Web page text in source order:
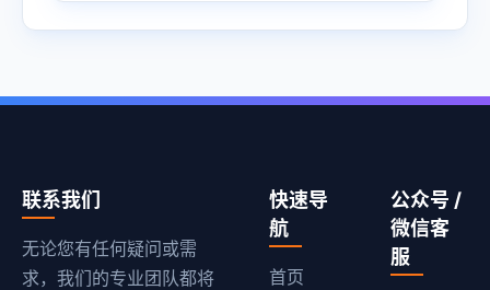
联系我们
无论您有任何疑问或需
求，我们的专业团队都将
快速导
航
首页
公众号 /
微信客
服